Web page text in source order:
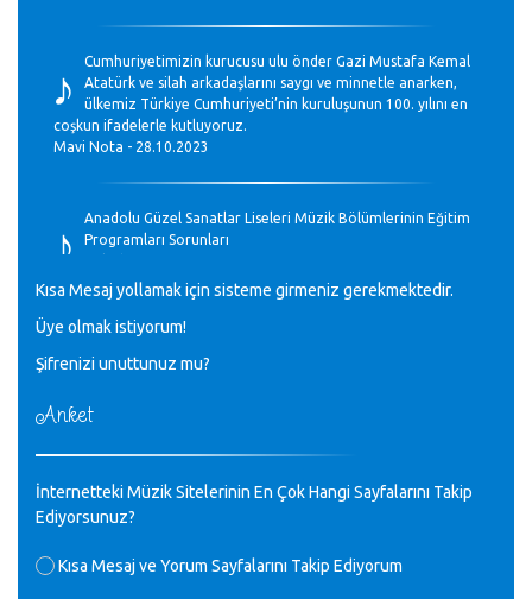
♪
Cumhuriyetimizin kurucusu ulu önder Gazi Mustafa Kemal
Atatürk ve silah arkadaşlarını saygı ve minnetle anarken,
ülkemiz Türkiye Cumhuriyeti’nin kuruluşunun 100. yılını en
coşkun ifadelerle kutluyoruz.
Mavi Nota - 28.10.2023
♪
Anadolu Güzel Sanatlar Liseleri Müzik Bölümlerinin Eğitim
Programları Sorunları
♪
GEÇMİŞ OLSUN TÜRKİYE!
Mavi Nota - 07.02.2023
♪
30 yıl sonra karşılaşmak çok güzel Kurtuluş, teveccüh
M.Semih Baylan - 08.01.2023
♪
Değerli Müfit hocama en içten sevgi saygılarımı iletin
Kısa Mesaj yollamak için sisteme girmeniz gerekmektedir.
Üye olmak istiyorum!
Şifrenizi unuttunuz mu?
Anket
İnternetteki Müzik Sitelerinin En Çok Hangi Sayfalarını Takip
Ediyorsunuz?
Kısa Mesaj ve Yorum Sayfalarını Takip Ediyorum